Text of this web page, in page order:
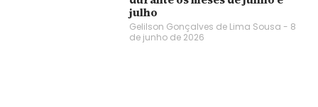
julho
Gelilson Gonçalves de Lima Sousa
8
de junho de 2026